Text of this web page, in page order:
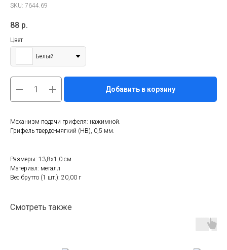
SKU: 7644.69
88 р.
Цвет
Белый
Добавить в корзину
Механизм подачи грифеля: нажимной.
Грифель твердо-мягкий (HB), 0,5 мм.
Размеры: 13,8х1,0 см
Материал: металл
Вес брутто (1 шт.): 20,00 г
Смотреть также